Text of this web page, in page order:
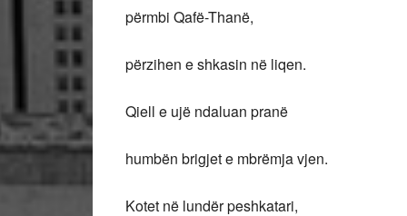
përmbi Qafë-Thanë,
përzihen e shkasin në liqen.
Qiell e ujë ndaluan pranë
humbën brigjet e mbrëmja vjen.
Kotet në lundër peshkatari,